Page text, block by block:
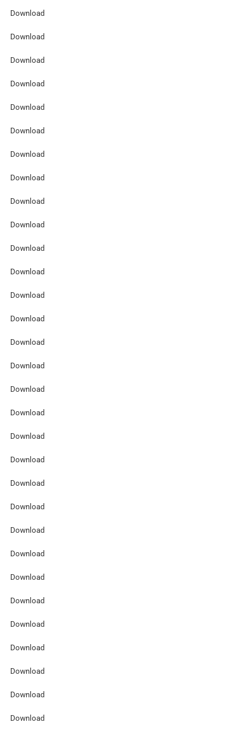
Download
Download
Download
Download
Download
Download
Download
Download
Download
Download
Download
Download
Download
Download
Download
Download
Download
Download
Download
Download
Download
Download
Download
Download
Download
Download
Download
Download
Download
Download
Download